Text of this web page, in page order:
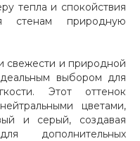
тепла и спокойствия
стенам природную
свежести и природной
выбором для
Этот оттенок
цветами,
и серый, создавая
дополнительных